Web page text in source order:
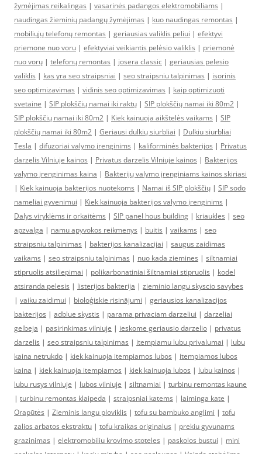
žymėjimas reikalingas | vasarinės padangos elektromobiliams |
naudingas žieminių padangų žymėjimas | kuo naudingas remontas |
mobiliųjų telefonų remontas | geriausias valiklis peliui | efektyvi
priemone nuo voru | efektyviai veikiantis pelėsio valiklis | priemonė
nuo vorų | telefonų remontas | josera classic | geriausias pelesio
valiklis | kas yra seo straipsniai | seo straipsniu talpinimas | isorinis
seo optimizavimas | vidinis seo optimizavimas | kaip optimizuoti
svetaine | SIP plokščių namai iki raktų | SIP plokščių namai iki 80m2 |
SIP plokščių namai iki 80m2 | Kiek kainuoja aikštelės vaikams | SIP
plokščių namai iki 80m2 | Geriausi dulkių siurbliai | Dulkiu siurbliai
Tesla | difuzoriai valymo įrenginims | kaliforminės bakterijos | Privatus
darzelis Vilniuje kainos | Privatus darzelis Vilniuje kainos | Bakterijos
valymo įrenginimas kaina | Bakterijų valymo įrenginiams kainos skiriasi
| Kiek kainuoja bakterijos nuotekoms | Namai iš SIP plokščių | SIP sodo
nameliai gyvenimui | Kiek kainuoja bakterijos valymo įrenginims |
Dalys viryklėms ir orkaitėms | SIP panel hous building | kriaukles | seo
apzvalga | namu apyvokos reikmenys | buitis | vaikams | seo
straipsniu talpinimas | bakterijos kanalizacijai | saugus zaidimas
vaikams | seo straipsniu talpinimas | nuo kada ziemines | siltnamiai
stipruolis atsiliepimai | polikarbonatiniai šiltnamiai stipruolis | kodel
atsiranda pelesis | listerijos bakterija | zieminio langu skyscio savybes
| vaiku zaidimui | bioloģiskie risinājumi | geriausios kanalizacijos
bakterijos | adblue skystis | parama privaciam darzeliui | darzeliai
gelbeja | pasirinkimas vilniuje | ieskome geriausio darzelio | privatus
darzelis | seo straipsniu talpinimas | itempiamu lubu privalumai | lubu
kaina netrukdo | kiek kainuoja itempiamos lubos | itempiamos lubos
kaina | kiek kainuoja itempiamos | kiek kainuoja lubos | lubu kainos |
lubu rusys vilniuje | lubos vilniuje | siltnamiai | turbinu remontas kaune
| turbinu remontas klaipeda | straipsniai katems | laiminga kate |
Orapūtės | Zieminis langu ploviklis | tofu su bambuko anglimi | tofu
zalios arbatos ekstraktu | tofu kraikas originalus | prekiu gyvunams
grazinimas | elektromobiliu krovimo stoteles | paskolos bustui | mini